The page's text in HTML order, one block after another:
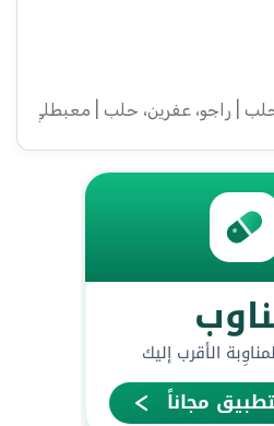
| راجو، عفرين، حلب | معبطلي،